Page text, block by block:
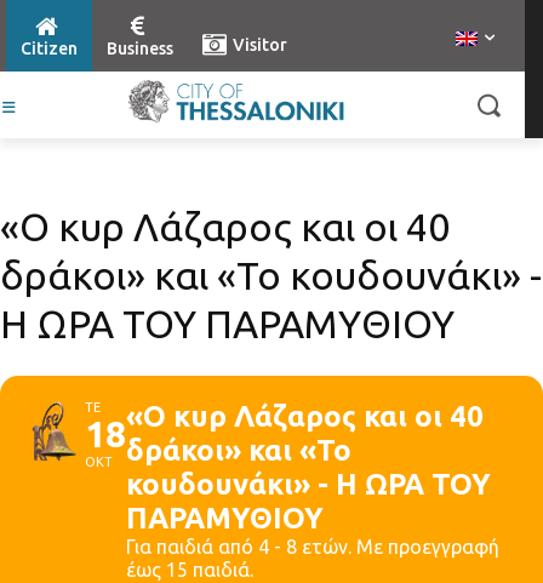
Citizen Business Visitor
«Ο κυρ Λάζαρος και οι 40
δράκοι» και «Το κουδουνάκι» -
Η ΩΡΑ ΤΟΥ ΠΑΡΑΜΥΘΙΟΥ
ΤΕ
18
ΟΚΤ
«Ο κυρ Λάζαρος και οι 40
δράκοι» και «Το
κουδουνάκι» - Η ΩΡΑ ΤΟΥ
ΠΑΡΑΜΥΘΙΟΥ
Για παιδιά από 4 - 8 ετών. Με προεγγραφή
έως 15 παιδιά.